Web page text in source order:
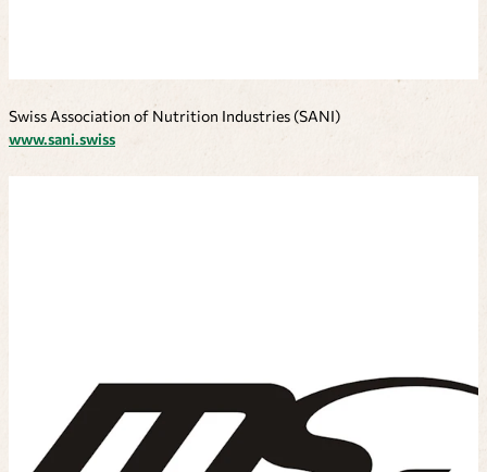
Swiss Association of Nutrition Industries (SANI)
www.sani.swiss